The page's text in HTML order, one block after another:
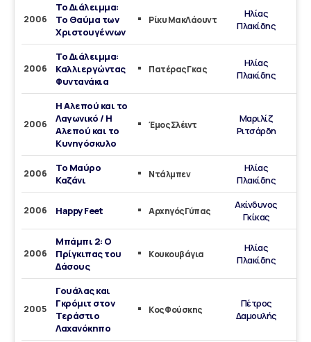
2006
Το Διάλειμμα:
Το Θαύμα των
Χριστουγέννων
Ρίκυ ΜακΛάουντ
Ηλίας
Πλακίδης
2006
Το Διάλειμμα:
Καλλιεργώντας
Φυντανάκια
Πατέρας Γκας
Ηλίας
Πλακίδης
2006
Η Αλεπού και το
Λαγωνικό / Η
Αλεπού και το
Κυνηγόσκυλο
Έμος Σλέιντ
Μαριλίζ
Ριτσάρδη
2006
Το Μαύρο
Καζάνι
Ντάλμπεν
Ηλίας
Πλακίδης
2006 Happy Feet Aρχηγός Γύπας
Ακίνδυνος
Γκίκας
2006
Μπάμπι 2: Ο
Πρίγκιπας του
Δάσους
Κουκουβάγια
Ηλίας
Πλακίδης
2005
Γουάλας και
Γκρόμιτ στον
Τεράστιο
Λαχανόκηπο
Κος Φούσκης
Πέτρος
Δαμουλής